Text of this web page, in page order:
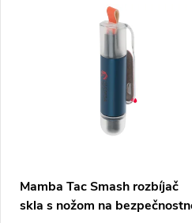
Mamba Tac Smash rozbíjač
skla s nožom na